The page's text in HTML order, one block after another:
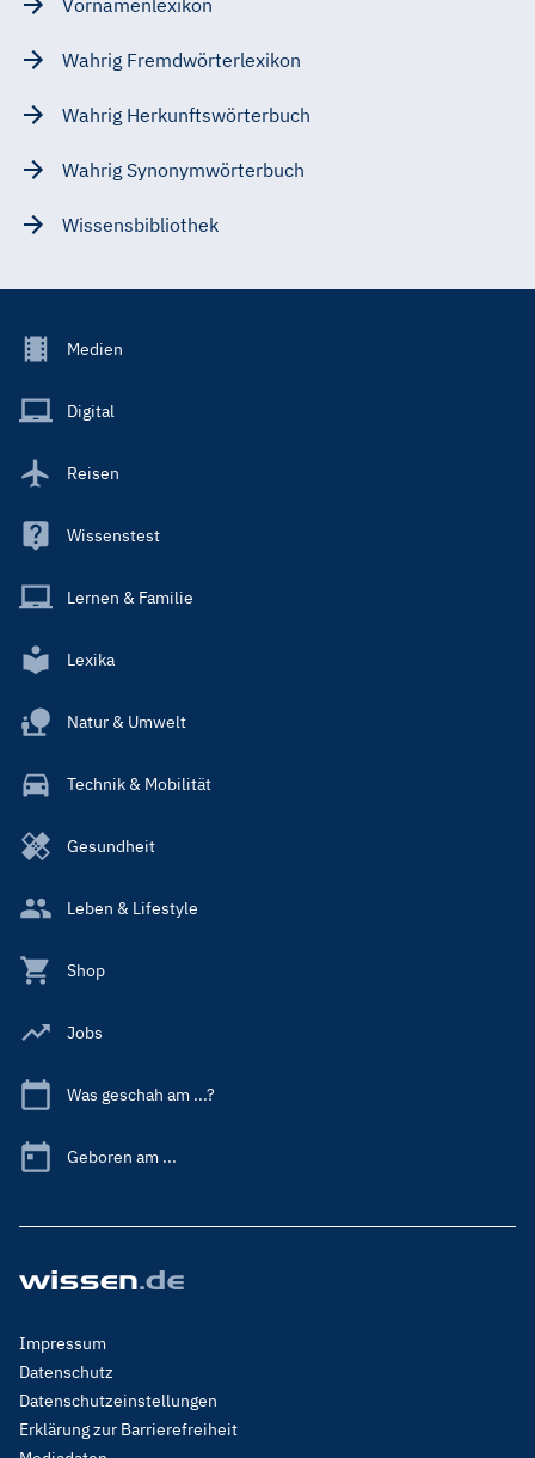
Wahrig Fremdwörterlexikon
Wahrig Herkunftswörterbuch
Wahrig Synonymwörterbuch
Wissensbibliothek
Footer
Main
Medien
Digital
Reisen
Wissenstest
Lernen & Familie
Lexika
Natur & Umwelt
Technik & Mobilität
Gesundheit
Leben & Lifestyle
Shop
Jobs
Was geschah am ...?
Geboren am ...
Footer
Menu
Legal
Impressum
Datenschutz
Datenschutzeinstellungen
Erklärung zur Barrierefreiheit